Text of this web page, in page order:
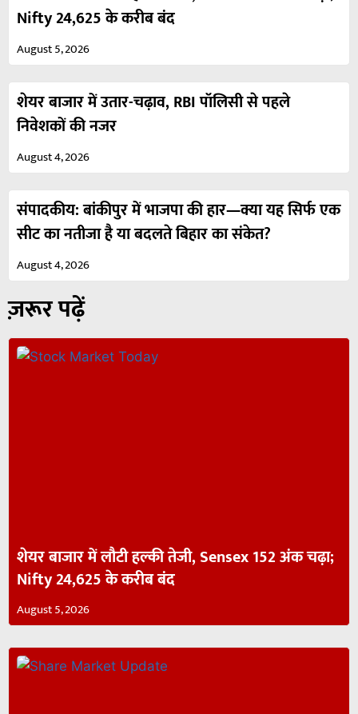
Nifty 24,625 के करीब बंद
August 5, 2026
शेयर बाजार में उतार-चढ़ाव, RBI पॉलिसी से पहले
निवेशकों की नजर
August 4, 2026
संपादकीय: बांकीपुर में भाजपा की हार—क्या यह सिर्फ एक
सीट का नतीजा है या बदलते बिहार का संकेत?
August 4, 2026
ज़रूर पढ़ें
शेयर बाजार में लौटी हल्की तेजी, Sensex 152 अंक चढ़ा;
Nifty 24,625 के करीब बंद
August 5, 2026